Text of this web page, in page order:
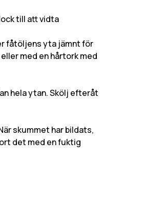
till att vidta
fåtöljens yta jämnt för
med en hårtork med
hela ytan. Skölj efteråt
skummet har bildats,
det med en fuktig